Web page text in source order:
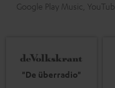
Google Play Music,
"De überradio"